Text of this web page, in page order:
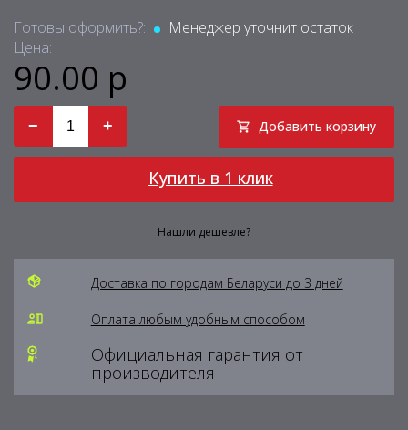
Готовы оформить?:
Менеджер уточнит остаток
Цена:
90.00 р
− + Добавить корзину
Купить в 1 клик
Нашли дешевле?
Доставка по городам Беларуси до 3 дней
Оплата любым удобным способом
Официальная гарантия от
производителя